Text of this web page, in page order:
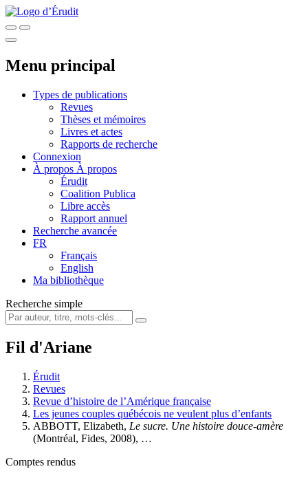
Menu principal
Types de publications
Revues
Thèses et mémoires
Livres et actes
Rapports de recherche
Connexion
À propos À propos
Érudit
Coalition Publica
Libre accès
Rapport annuel
Recherche avancée
FR
Français
English
Ma bibliothèque
Recherche simple
Fil d'Ariane
Érudit
Revues
Revue d’histoire de l’Amérique française
Les jeunes couples québécois ne veulent plus d’enfants
ABBOTT, Elizabeth, Le sucre. Une histoire douce-amère
(Montréal, Fides, 2008), …
Comptes rendus